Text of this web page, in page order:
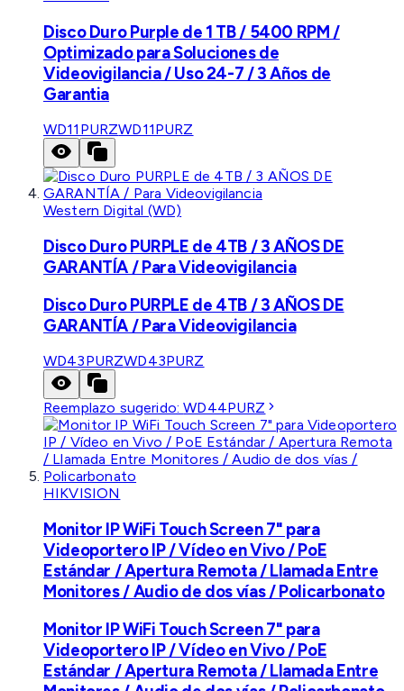
Disco Duro Purple de 1 TB / 5400 RPM /
Optimizado para Soluciones de
Videovigilancia / Uso 24-7 / 3 Años de
Garantia
WD11PURZWD11PURZ
Western Digital (WD)
Disco Duro PURPLE de 4TB / 3 AÑOS DE
GARANTÍA / Para Videovigilancia
Disco Duro PURPLE de 4TB / 3 AÑOS DE
GARANTÍA / Para Videovigilancia
WD43PURZWD43PURZ
Reemplazo sugerido:WD44PURZ
HIKVISION
Monitor IP WiFi Touch Screen 7" para
Videoportero IP / Vídeo en Vivo / PoE
Estándar / Apertura Remota / Llamada Entre
Monitores / Audio de dos vías / Policarbonato
Monitor IP WiFi Touch Screen 7" para
Videoportero IP / Vídeo en Vivo / PoE
Estándar / Apertura Remota / Llamada Entre